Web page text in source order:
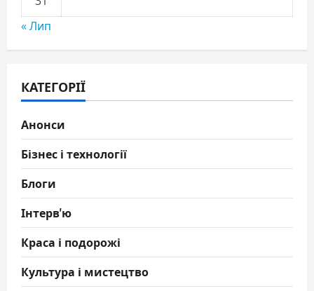
« Лип
КАТЕГОРІЇ
Анонси
Бізнес і технології
Блоги
Інтерв'ю
Краса і подорожі
Культура і мистецтво